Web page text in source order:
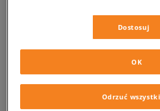
NIKE FORCE 1 LOW EASYON
dziecięce, sneakersy
179,99 zł
(najniższa cena z 30 dni
Dostosuj
Odrzuć
OK